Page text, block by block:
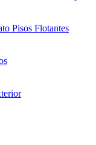
Pisos Flotantes